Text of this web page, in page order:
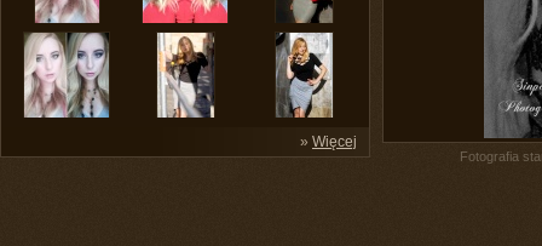
» Więcej
Fotografia